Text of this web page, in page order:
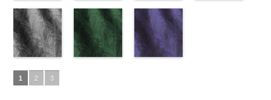
DOLCELABY、
FairyRose
6000
FairyRose
6000
FairyRose
6000
34.jpg
AK201-34 イ
エロー 花柄
ドット キュ
DOLCELABY、
FairyRose
33.jpg
AK201-33 パ
ープル 花柄
ドット
キュ
AK201-29 レ
ッド 花柄ド
ット キュプ
ラ100％
ライプブラッ
ク(AKL5300-
5/LT)
http://www.anys.co.jp/wp-
5.jpg
AKL5300-5
ライプレッド
(AKL5300-
4/LT)
http://www.anys.co.jp/wp-
ライプグリー
ン(AKL5300-
3/LT)
http://www.anys.co.jp/wp-
グレー
(AK105-
1 2 3